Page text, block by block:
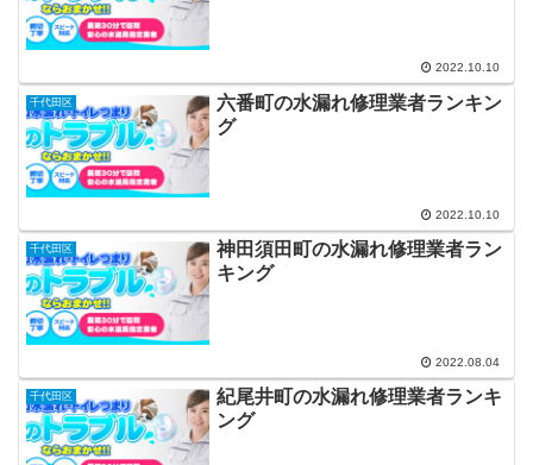
2022.10.10
千代田区
六番町の水漏れ修理業者ランキン
グ
2022.10.10
千代田区
神田須田町の水漏れ修理業者ラン
キング
2022.08.04
千代田区
紀尾井町の水漏れ修理業者ランキ
ング